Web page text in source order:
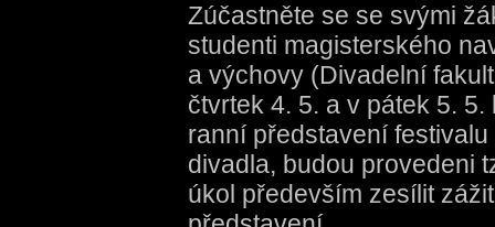
Zúčastněte se se svými
studenti magisterského
a výchovy (Divadelní
čtvrtek 4. 5. a v pátek 5.
ranní představení
divadla, budou provedeni
úkol především zesílit